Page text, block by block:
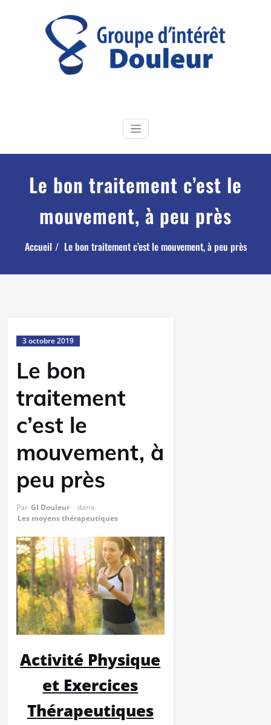
Le bon traitement c’est le
mouvement, à peu près
Accueil Le bon traitement c’est le mouvement, à peu près
3 octobre 2019
Le bon
traitement
c’est le
mouvement, à
peu près
Par GI Douleur
dans
Les moyens thérapeutiques
Activité Physique
et Exercices
Thérapeutiques